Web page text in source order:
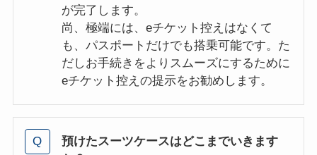
が完了します。
尚、極端には、eチケット控えはなくて
も、パスポートだけでも搭乗可能です。た
だしお手続きをよりスムーズにするために
eチケット控えの提示をお勧めします。
預けたスーツケースはどこまでいきます